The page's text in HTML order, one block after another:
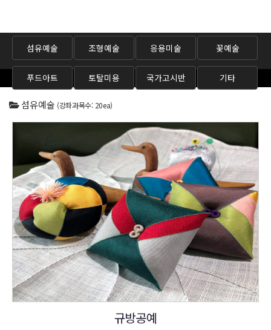
섬유예술 조형예술 응용미술 꽃예술
푸드아트 토탈미용 국가고시반 기타
섬유예술 (강좌과목수: 20ea)
규방공예